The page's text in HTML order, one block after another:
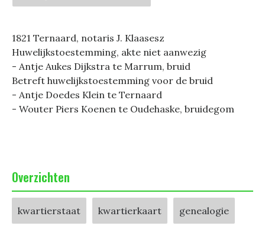
1821 Ternaard, notaris J. Klaasesz
Huwelijkstoestemming, akte niet aanwezig
- Antje Aukes Dijkstra te Marrum, bruid
Betreft huwelijkstoestemming voor de bruid
- Antje Doedes Klein te Ternaard
- Wouter Piers Koenen te Oudehaske, bruidegom
Overzichten
kwartierstaat kwartierkaart genealogie